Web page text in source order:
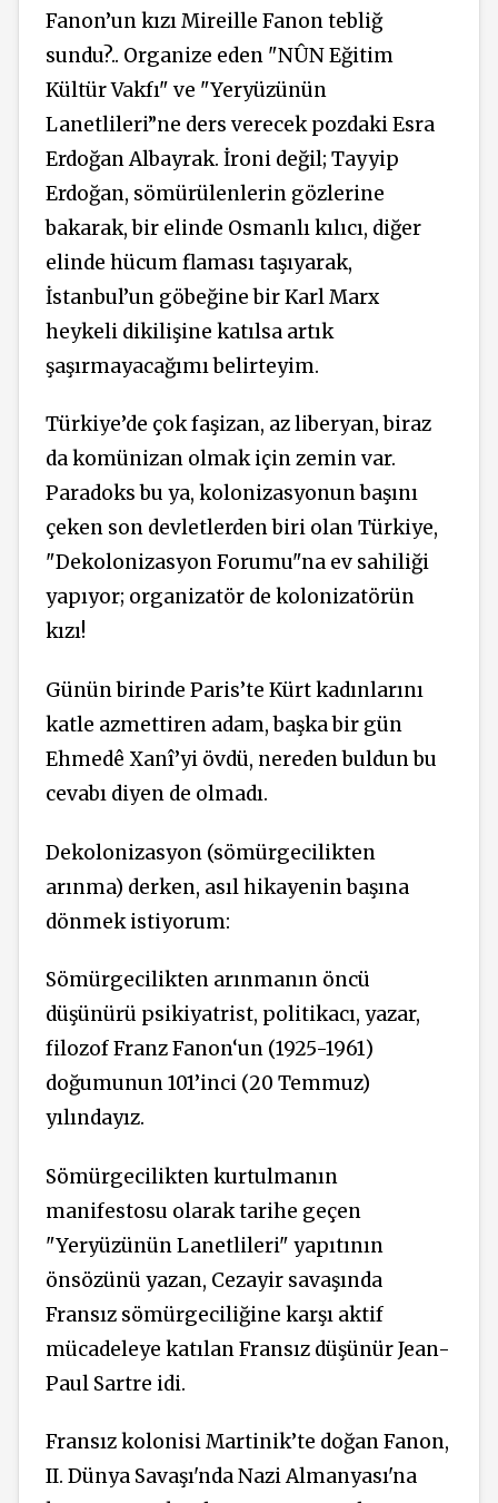
Fanon’un kızı Mireille Fanon tebliğ
sundu?.. Organize eden "NÛN Eğitim
Kültür Vakfı" ve "Yeryüzünün
Lanetlileri”ne ders verecek pozdaki Esra
Erdoğan Albayrak. İroni değil; Tayyip
Erdoğan, sömürülenlerin gözlerine
bakarak, bir elinde Osmanlı kılıcı, diğer
elinde hücum flaması taşıyarak,
İstanbul’un göbeğine bir Karl Marx
heykeli dikilişine katılsa artık
şaşırmayacağımı belirteyim.
Türkiye’de çok faşizan, az liberyan, biraz
da komünizan olmak için zemin var.
Paradoks bu ya, kolonizasyonun başını
çeken son devletlerden biri olan Türkiye,
"Dekolonizasyon Forumu"na ev sahiliği
yapıyor; organizatör de kolonizatörün
kızı!
Günün birinde Paris’te Kürt kadınlarını
katle azmettiren adam, başka bir gün
Ehmedê Xanî’yi övdü, nereden buldun bu
cevabı diyen de olmadı.
Dekolonizasyon (sömürgecilikten
arınma) derken, asıl hikayenin başına
dönmek istiyorum:
Sömürgecilikten arınmanın öncü
düşünürü psikiyatrist, politikacı, yazar,
filozof Franz Fanon‘un (1925-1961)
doğumunun 101’inci (20 Temmuz)
yılındayız.
Sömürgecilikten kurtulmanın
manifestosu olarak tarihe geçen
"Yeryüzünün Lanetlileri" yapıtının
önsözünü yazan, Cezayir savaşında
Fransız sömürgeciliğine karşı aktif
mücadeleye katılan Fransız düşünür Jean-
Paul Sartre idi.
Fransız kolonisi Martinik’te doğan Fanon,
II. Dünya Savaşı'nda Nazi Almanyası'na